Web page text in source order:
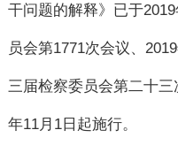
干问题的解释》已于2019
员会第1771次会议、 2019
三届检察委员会第二十
年11月 1日起施行。